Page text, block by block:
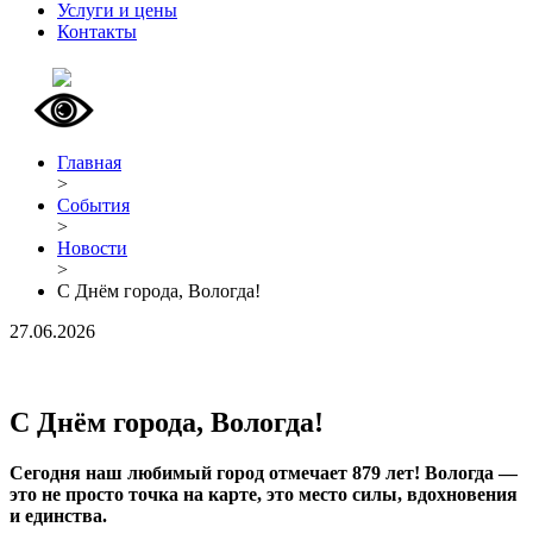
Услуги и цены
Контакты
Главная
>
События
>
Новости
>
С Днём города, Вологда!
27.06.2026
С Днём города, Вологда!
Сегодня наш любимый город отмечает 879 лет! Вологда —
это не просто точка на карте, это место силы, вдохновения
и единства.